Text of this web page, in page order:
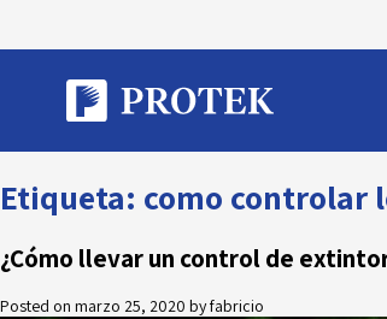
content
Etiqueta: como controlar
¿Cómo llevar un control de
Posted on marzo 25, 2020 byfabricio